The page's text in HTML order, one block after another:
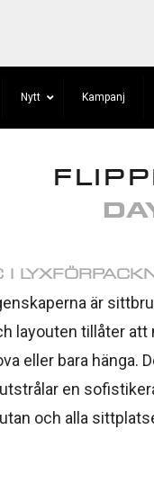
Nytt Kampanj
är
layouten tillåter
eller bara hänga.
en
och alla